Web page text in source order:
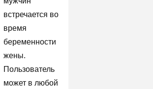
встречается во
время
беременности
жены.
Пользователь
может в любой